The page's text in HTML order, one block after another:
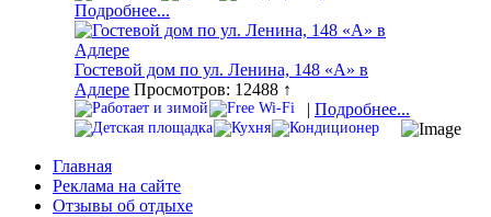
Подробнее...
Гостевой дом по ул. Ленина, 148 «А» в
Адлере Просмотров: 12488 ↑
| Подробнее...
Главная
Реклама на сайте
Отзывы об отдыхе